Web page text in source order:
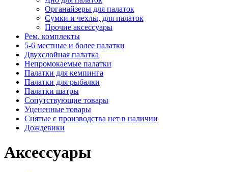
Органайзеры для палаток
Сумки и чехлы, для палаток
Прочие аксессуары
Рем. комплекты
5-6 местные и более палатки
Двухслойная палатка
Непромокаемые палатки
Палатки для кемпинга
Палатки для рыбалки
Палатки шатры
Сопутствующие товары
Уцененные товары
Снятые с производства нет в наличии
Дождевики
Аксессуары